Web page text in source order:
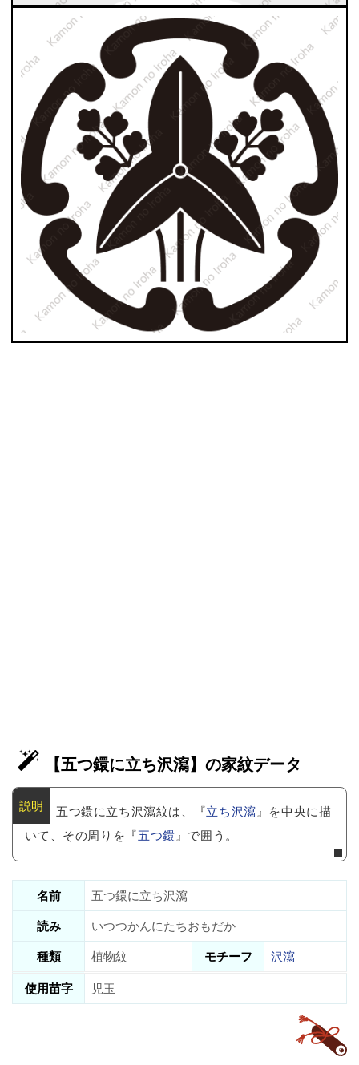
【五つ鐶に立ち沢瀉】の家紋データ
五つ鐶に立ち沢瀉紋は、『立ち沢瀉』を中央に描
いて、その周りを『五つ鐶』で囲う。
名前
五つ鐶に立ち沢瀉
読み
いつつかんにたちおもだか
種類
植物紋 モチーフ
沢瀉
使用苗字
児玉